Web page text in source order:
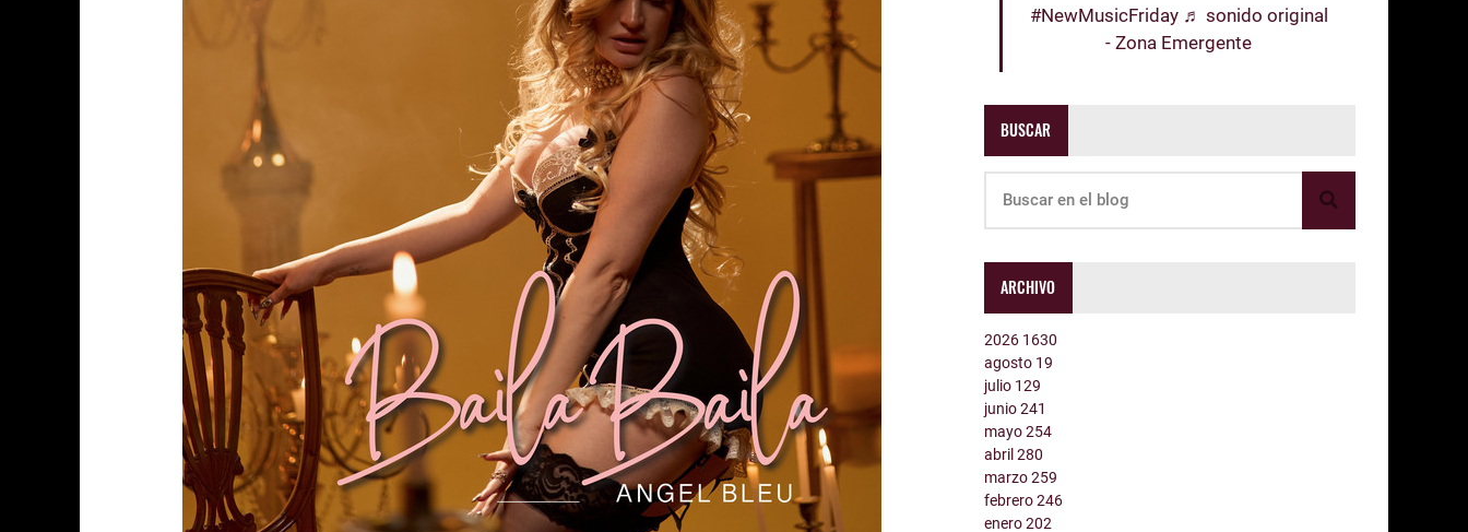
#NewMusicFriday ♬ sonido original
- Zona Emergente
BUSCAR
ARCHIVO
2026 1630
agosto 19
julio 129
junio241
mayo254
abril280
marzo259
febrero246
enero202